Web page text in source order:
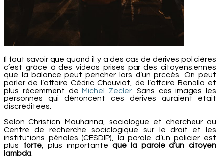
Il faut savoir que quand il y a des cas de dérives policières
c’est grâce à des vidéos prises par des citoyens.ennes
que la balance peut pencher lors d’un procès. On peut
parler de l’affaire Cédric Chouviat, de l’affaire Benalla et
plus récemment deMichel Zecler. Sans ces images les
personnes qui dénoncent ces dérives auraient était
discréditées.
Selon Christian Mouhanna, sociologue et chercheur au
Centre de recherche sociologique sur le droit et les
institutions pénales (CESDIP), la parole d’un policier est
plus forte, plus importante que la parole d’un citoyen
lambda.